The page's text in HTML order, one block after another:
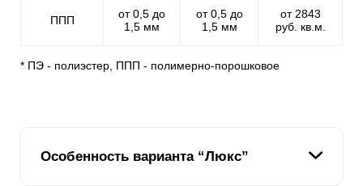
ППП
от 0,5 до
1,5 мм
от 0,5 до
1,5 мм
от 2843
руб. кв.м.
* ПЭ - полиэстер, ППП - полимерно-порошковое
Особенность варианта “Люкс”